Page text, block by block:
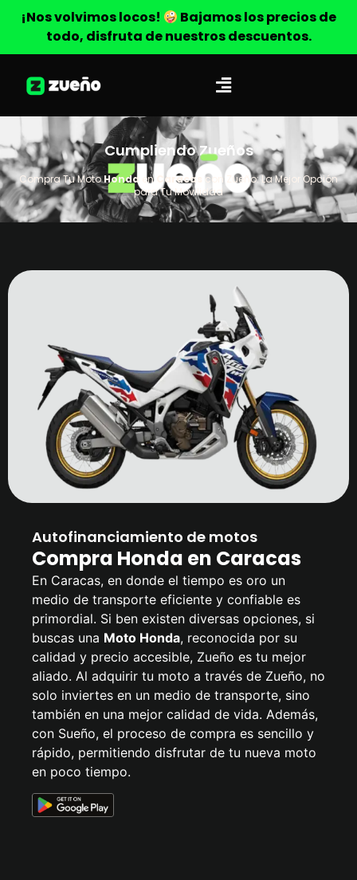
¡Nos volvimos locos!
Bajamos los precios de
todo, disfruta de nuestros descuentos.
Cumpliendo Zueños
Compra Tu MotoHonda en Caracas con Zueño: La Mejor Opción
para Tu Movilidad
Autofinanciamiento de motos
Compra Honda en Caracas
En Caracas, en donde el tiempo es oro un
medio de transporte eficiente y confiable es
primordial. Si ben existen diversas opciones, si
buscas una Moto Honda, reconocida por su
calidad y precio accesible, Zueño es tu mejor
aliado. Al adquirir tu moto a través de Zueño, no
solo inviertes en un medio de transporte, sino
también en una mejor calidad de vida. Además,
con Sueño, el proceso de compra es sencillo y
rápido, permitiendo disfrutar de tu nueva moto
en poco tiempo.